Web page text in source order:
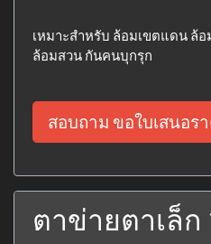
เหมาะสำหรับ ล้อมเขตแดน ล้
ล้อมสวน กันคนบุกรุก
สอบถาม ขอใบเสนอร
ตาข่ายตาเล็ก